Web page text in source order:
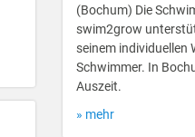
(Bochum) Die
swim2grow
seinem individuellen
Schwimmer. In
Auszeit.
» mehr